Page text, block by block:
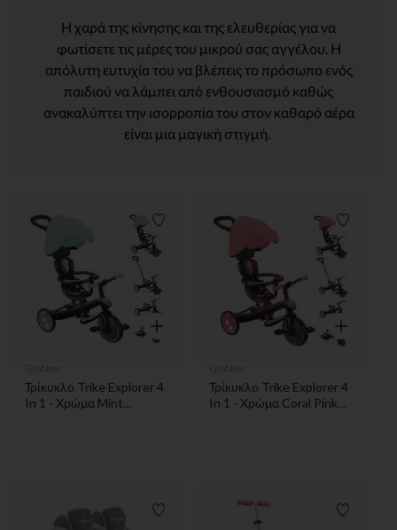
Η χαρά της κίνησης και της ελευθερίας για να
φωτίσετε τις μέρες του μικρού σας αγγέλου. Η
απόλυτη ευτυχία του να βλέπεις το πρόσωπο ενός
παιδιού να λάμπει από ενθουσιασμό καθώς
ανακαλύπτει την ισορροπία του στον καθαρό αέρα
είναι μια μαγική στιγμή.
Λίστα προτιμήσεων
Γρήγορη επισκόπηση
Τρίκυκλο Trike Explorer 4
In 1 - Χρώμα Mint
Λίστα
Γρήγορη
Τρίκυκλο Trike Explorer 4
In 1 - Χρώμα Coral Pink
Λίστα προτιμήσεων Λίστα